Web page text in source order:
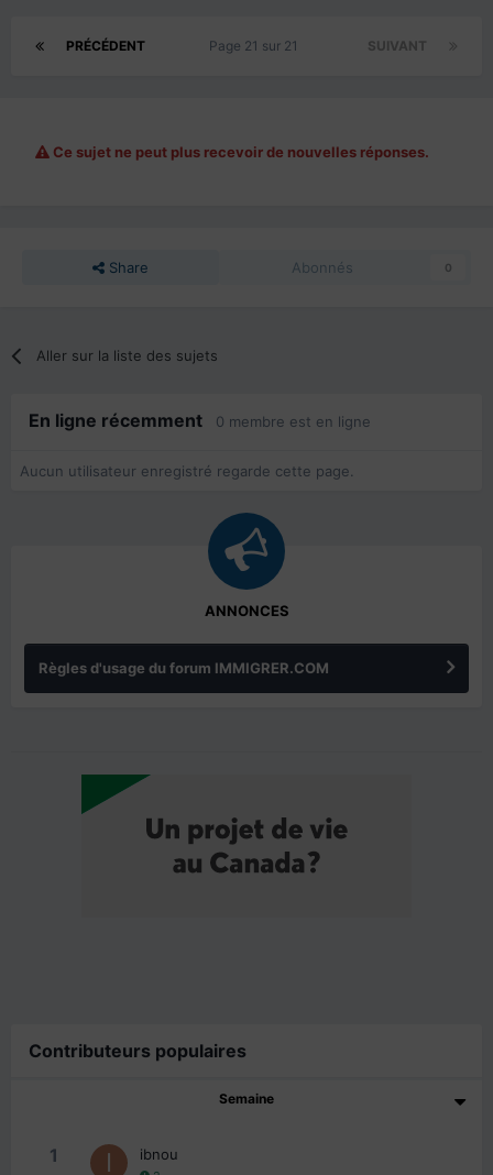
PRÉCÉDENT SUIVANT
Page 21 sur 21
Ce sujet ne peut plus recevoir de nouvelles réponses.
Share Abonnés 0
Aller sur la liste des sujets
En ligne récemment 0 membre est en ligne
Aucun utilisateur enregistré regarde cette page.
ANNONCES
Règles d'usage du forum IMMIGRER.COM
Contributeurs populaires
Semaine
1 ibnou